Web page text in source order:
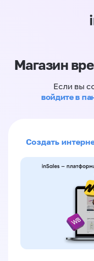
Магазин
Если вы
войдите в
Создать